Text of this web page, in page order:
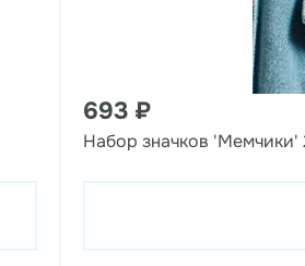
693 ₽
Набор значков 'Мемчики'